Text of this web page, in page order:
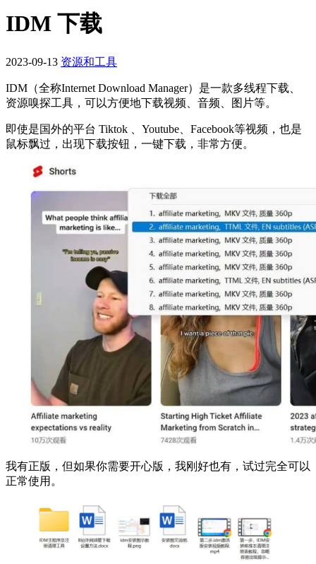
IDM 下载
2023-09-13 资源和工具
IDM（全称Internet Download Manager）是一款多线程下载、
资源嗅探工具，可以方便地下载视频、音频、图片等。
即使是国外的平台 Tiktok 、Youtube、Facebook等视频，也是
鼠标飘过，出现下载按钮，一键下载，非常方便。
我有正版，但如果你需要开心版，我刚好也有，试过完全可以
正常使用。